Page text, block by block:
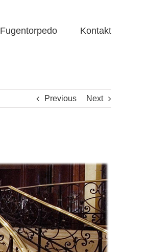
Fugentorpedo Kontakt
Previous Next